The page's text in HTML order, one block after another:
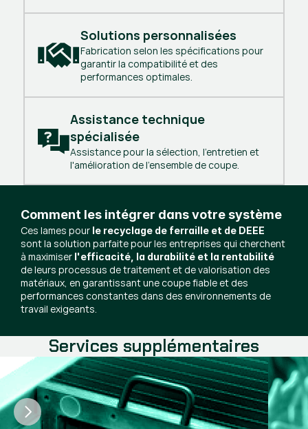
Solutions personnalisées
Fabrication selon les spécifications pour
garantir la compatibilité et des
performances optimales.
Assistance technique
spécialisée
Assistance pour la sélection, l'entretien et
l'amélioration de l'ensemble de coupe.
Comment les intégrer dans votre système
Ces lames pour le recyclage de ferraille et de DEEE
sont la solution parfaite pour les entreprises qui cherchent
à maximiser l'efficacité, la durabilité et la rentabilité
de leurs processus de traitement et de valorisation des
matériaux, en garantissant une coupe fiable et des
performances constantes dans des environnements de
travail exigeants.
Services supplémentaires